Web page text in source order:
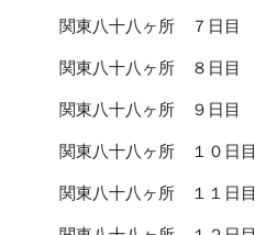
関東八十八ヶ所 ７日目
関東八十八ヶ所 ８日目
関東八十八ヶ所 ９日目
関東八十八ヶ所 １０日目
関東八十八ヶ所 １１日目